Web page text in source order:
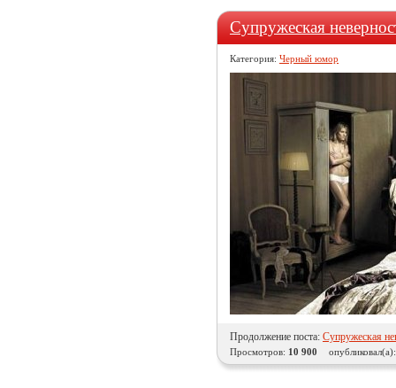
Супружеская
Категория: Черный юмор
Продолжение поста: Супружеская
Просмотров: 10 900